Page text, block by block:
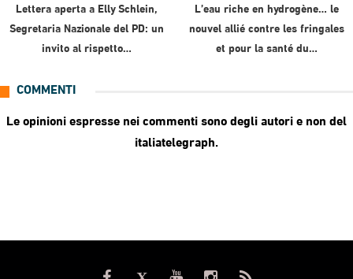
Lettera aperta a Elly Schlein,
Segretaria Nazionale del PD: un
invito al rispetto…
L’eau riche en hydrogène… le
nouvel allié contre les fringales
et pour la santé du…
COMMENTI
Le opinioni espresse nei commenti sono degli autori e non del
italiatelegraph.